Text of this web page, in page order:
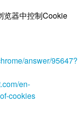
览器中控制Cookie
answer/95647?
en-
cookies